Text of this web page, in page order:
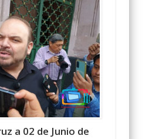
a 02 de Junio de